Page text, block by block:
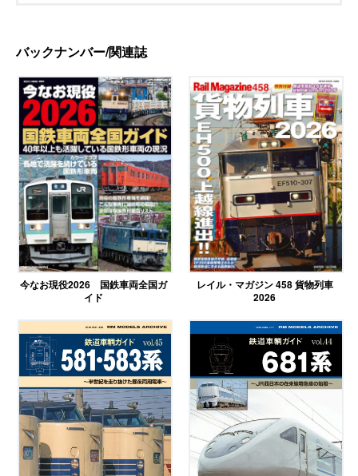
バックナンバー/関連誌
今なお現役2026 国鉄車両全国ガ
イド
レイル・マガジン 458 貨物列車
2026